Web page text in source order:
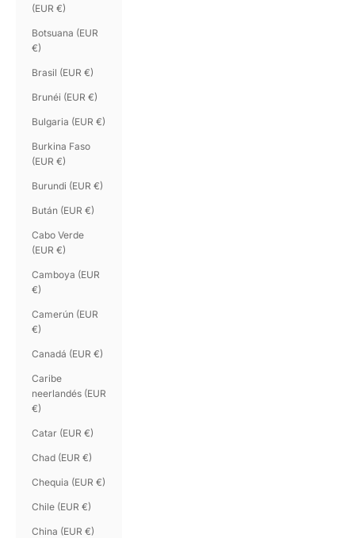
(EUR €)
Botsuana (EUR
€)
Brasil (EUR €)
Brunéi (EUR €)
Bulgaria (EUR €)
Burkina Faso
(EUR €)
Burundi (EUR €)
Bután (EUR €)
Cabo Verde
(EUR €)
Camboya (EUR
€)
Camerún (EUR
€)
Canadá (EUR €)
Caribe
neerlandés (EUR
€)
Catar (EUR €)
Chad (EUR €)
Chequia (EUR €)
Chile (EUR €)
China (EUR €)